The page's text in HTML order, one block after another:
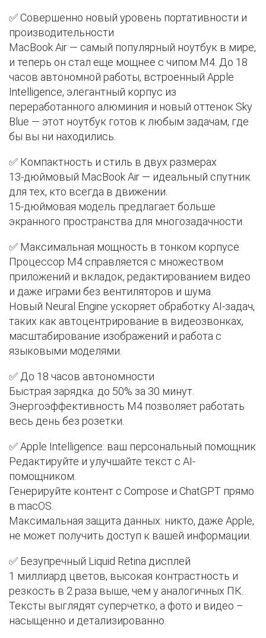
✅ Совершенно новый уровень портативности и
производительности
MacBook Air — самый популярный ноутбук в мире,
и теперь он стал еще мощнее с чипом M4. До 18
часов автономной работы, встроенный Apple
Intelligence, элегантный корпус из
переработанного алюминия и новый оттенок Sky
Blue — этот ноутбук готов к любым задачам, где
бы вы ни находились.
✅ Компактность и стиль в двух размерах
13-дюймовый MacBook Air — идеальный спутник
для тех, кто всегда в движении.
15-дюймовая модель предлагает больше
экранного пространства для многозадачности.
✅ Максимальная мощность в тонком корпусе
Процессор M4 справляется с множеством
приложений и вкладок, редактированием видео
и даже играми без вентиляторов и шума.
Новый Neural Engine ускоряет обработку AI-задач,
таких как автоцентрирование в видеозвонках,
масштабирование изображений и работа с
языковыми моделями.
✅ До 18 часов автономности
Быстрая зарядка: до 50% за 30 минут.
Энергоэффективность M4 позволяет работать
весь день без розетки.
✅ Apple Intelligence: ваш персональный помощник
Редактируйте и улучшайте текст с AI-
помощником.
Генерируйте контент с Compose и ChatGPT прямо
в macOS.
Максимальная защита данных: никто, даже Apple,
не может получить доступ к вашей информации.
✅ Безупречный Liquid Retina дисплей
1 миллиард цветов, высокая контрастность и
резкость в 2 раза выше, чем у аналогичных ПК.
Тексты выглядят суперчетко, а фото и видео –
насыщенно и детализированно.